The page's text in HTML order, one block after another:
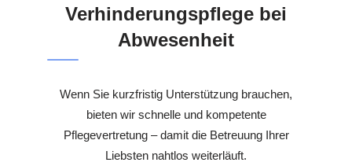
Verhinderungspflege bei
Abwesenheit
Wenn Sie kurzfristig Unterstützung brauchen,
bieten wir schnelle und kompetente
Pflegevertretung – damit die Betreuung Ihrer
Liebsten nahtlos weiterläuft.